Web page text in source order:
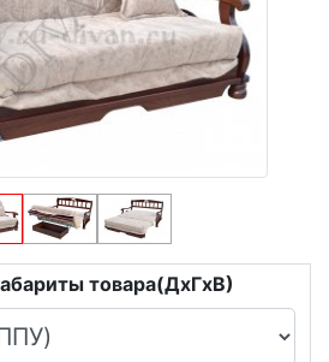
товара(ДxГxВ)